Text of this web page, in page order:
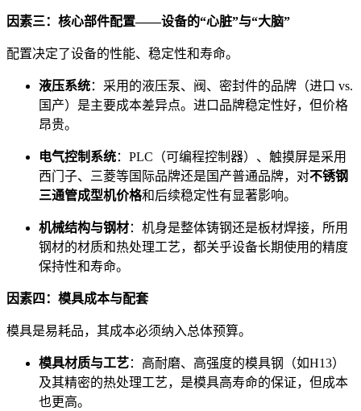
因素三：核心部件配置——设备的“心脏”与“大脑”
配置决定了设备的性能、稳定性和寿命。
液压系统：采用的液压泵、阀、密封件的品牌（进口 vs.
国产）是主要成本差异点。进口品牌稳定性好，但价格
昂贵。
电气控制系统：PLC（可编程控制器）、触摸屏是采用
西门子、三菱等国际品牌还是国产普通品牌，对不锈钢
三通管成型机价格和后续稳定性有显著影响。
机械结构与钢材：机身是整体铸钢还是板材焊接，所用
钢材的材质和热处理工艺，都关乎设备长期使用的精度
保持性和寿命。
因素四：模具成本与配套
模具是易耗品，其成本必须纳入总体预算。
模具材质与工艺：高耐磨、高强度的模具钢（如H13）
及其精密的热处理工艺，是模具高寿命的保证，但成本
也更高。